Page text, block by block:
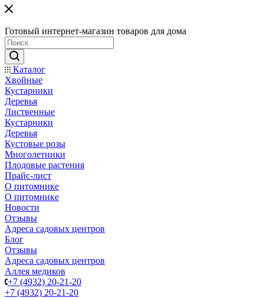
Готовый интернет-магазин товаров для дома
Каталог
Хвойные
Кустарники
Деревья
Лиственные
Кустарники
Деревья
Кустовые розы
Многолетники
Плодовые растения
Прайс-лист
О питомнике
О питомнике
Новости
Отзывы
Адреса садовых центров
Блог
Отзывы
Адреса садовых центров
Аллея медиков
+7 (4932) 20-21-20
+7 (4932) 20-21-20